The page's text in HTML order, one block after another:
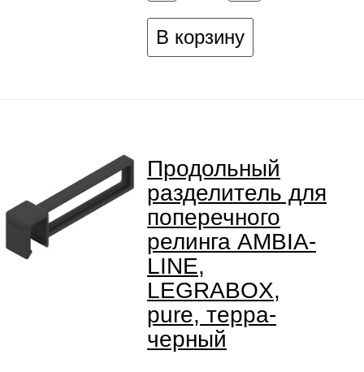
В корзину
Продольный
разделитель для
поперечного
релинга AMBIA-
LINE,
LEGRABOX,
pure, терра-
черный